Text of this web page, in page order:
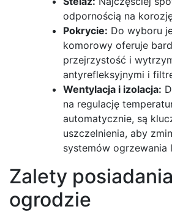
odpornością na
Pokrycie: Do wyboru
komorowy oferuje
przejrzystość i
antyrefleksyjnymi i
Wentylacja i izolacja:
na regulację
automatycznie, są
uszczelnienia, aby
systemów ogrzewania
Zalety
ogrodzie